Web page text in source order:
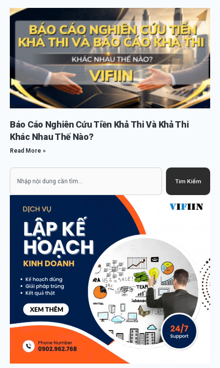
Báo Cáo Nghiên Cứu Tiền Khả Thi Và Khả Thi
Khác Nhau Thế Nào?
Read More »
Tìm Kiếm